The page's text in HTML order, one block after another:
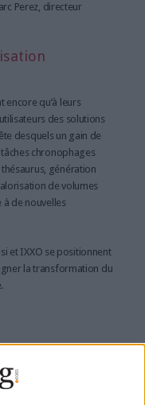
Perez, directeur
encore qu’à leurs
des solutions
desquels un gain de
chronophages
génération
de volumes
de nouvelles
et IXXO se positionnent
la transformation du